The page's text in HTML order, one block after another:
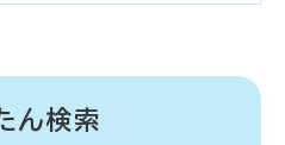
ん検索